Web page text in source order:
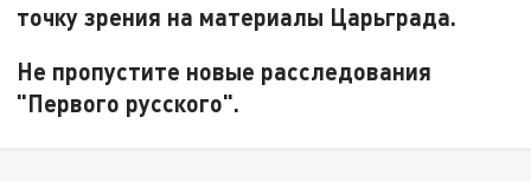
точку зрения на материалы Царьграда.
Не пропустите новые расследования
"Первого русского".